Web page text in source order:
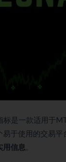
标是一款适用于
易于使用的交易
用信息